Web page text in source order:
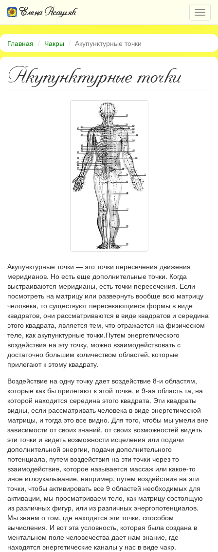
Елена Асауляк
Главная Чакры Акупунктурные точки
Акупунктурные точки
Акупунктурные точки — это точки пересечения движения
меридианов. Но есть еще дополнительные точки. Когда
выстраиваются меридианы, есть точки пересечения. Если
посмотреть на матрицу или развернуть вообще всю матрицу
человека, то существуют пересекающиеся формы в виде
квадратов, они рассматриваются в виде квадратов и середина
этого квадрата, является тем, что отражается на физическом
теле, как акупунктурные точки.Путем энергетического
воздействия на эту точку, можно взаимодействовать с
достаточно большим количеством областей, которые
прилегают к этому квадрату.
Воздействие на одну точку дает воздействие 8-и областям,
которые как бы прилегают к этой точке, и 9-ая область та, на
которой находится середина этого квадрата. Эти квадраты
видны, если рассматривать человека в виде энергетической
матрицы, и тогда это все видно. Для того, чтобы мы умели вне
зависимости от своих знаний, от своих возможностей видеть
эти точки и видеть возможности исцеления или подачи
дополнительной энергии, подачи дополнительного
потенциала, путем воздействия на эти точки через то
взаимодействие, которое называется массаж или какое-то
иное иглоукалывание, например, путем воздействия на эти
точки, чтобы активировать все 9 областей необходимых для
активации, мы просматриваем тело, как матрицу состоящую
из различных фигур, или из различных энергопотенциалов.
Мы знаем о том, где находятся эти точки, способом
вычисления. И вот эта условность, которая была создана в
ментальном поле человечества дает нам знание, где
находятся энергетические каналы у нас в виде чакр.